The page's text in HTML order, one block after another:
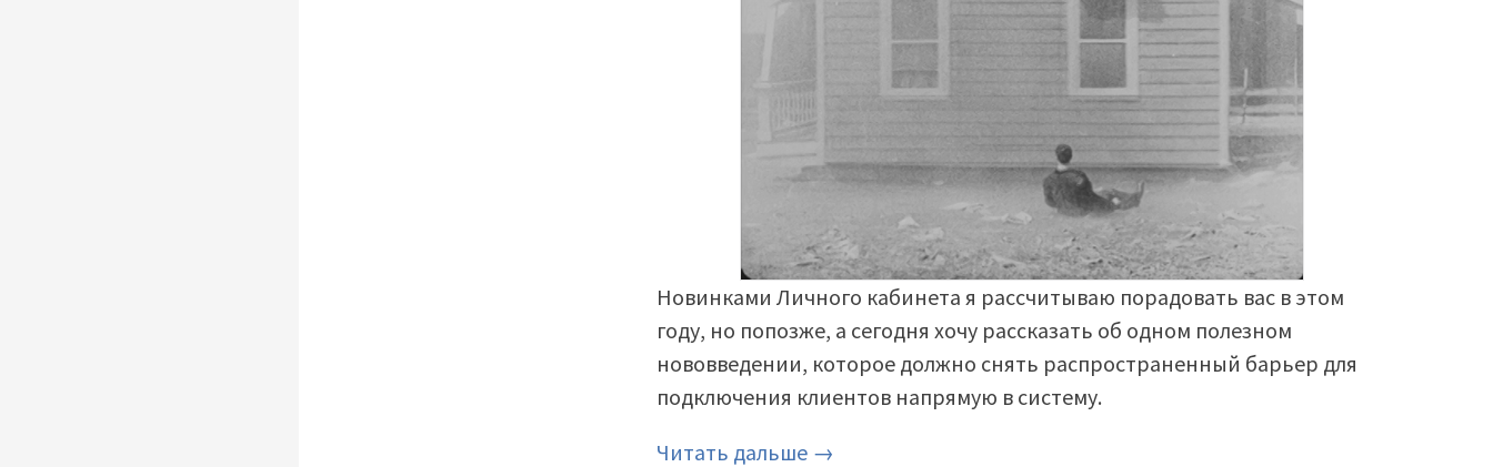
Новинками Личного кабинета я рассчитываю порадовать вас в этом
году, но попозже, а сегодня хочу рассказать об одном полезном
нововведении, которое должно снять распространенный барьер для
подключения клиентов напрямую в систему.
Читать дальше →